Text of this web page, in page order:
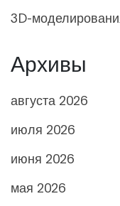
3D-
Архивы
августа 2026
июля 2026
июня 2026
мая 2026